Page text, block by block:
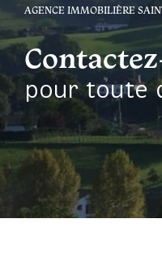
AGENCE IMMOBILIÈRE
pour toute